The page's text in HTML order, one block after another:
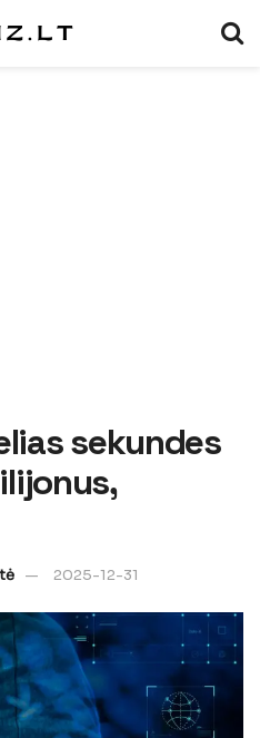
sekundes
2025-12-31